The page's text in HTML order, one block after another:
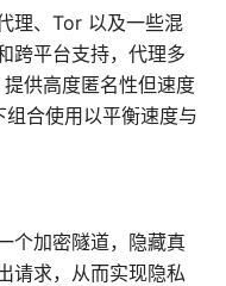
理、Tor 以及一些混
跨平台支持，代理多
供高度匿名性但速度
合使用以平衡速度与
个加密隧道，隐藏真
请求，从而实现隐私